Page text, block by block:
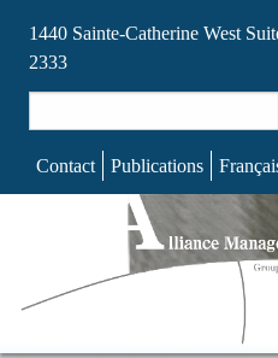
1440 Sainte-Catherine West
2333
for:
Contact Publications